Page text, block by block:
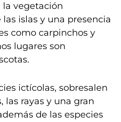
la vegetación
islas y una presencia
como carpinchos y
lugares son
ictícolas, sobresalen
las rayas y una gran
de las especies